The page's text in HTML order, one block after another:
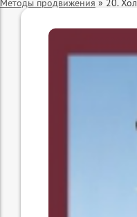
Методы продвижения » 20.